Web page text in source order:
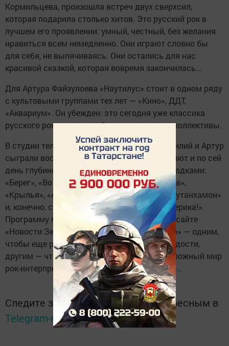
Кормильцева, произошла встреч двух сверхсил,
которая подарила столько хитов. Это русский рок в
лучшем его проявлении: умный, честный, без желания
нравиться всем немедленно. Они играют словно бы
для себя, не выпячиваясь. Они остались для нас
красивой сказкой, которая вовремя закончилась…
Для Артура Файзулоева «Наутилус» стоит в одном ряду
с культовыми группами тех лет — «Кино», ДДТ,
«Аквариум». Он убежден: это сегодня уже классика
русского рока, на которой выросли многие коллективы.
В студии телекомпании «Зеленый Дол» Василий и Артур
сыграли восемь песен — тех, которые цепляют и по сей
день глубиной образов, мелодическими находками:
«Берег», «Во время дождя», «Одинокая птица»,
«Крылья», «Апостол Андрей», «Дыханье», «Тутанхамон»
и, конечно, самую известную — «Гудбай, Америка!».
Программу можно будет увидеть на нашем сайте
«Новости Зеленодольска» в разделе «Видео» — одним,
чтобы еще раз окунуться в ощущения молодости,
другим — чтобы открыть для себя новый сложный мир
рок-интерпретации понятия «Русская душа»…
Следите за самым важным и интересным в
Telegram-каналеТатмедиа